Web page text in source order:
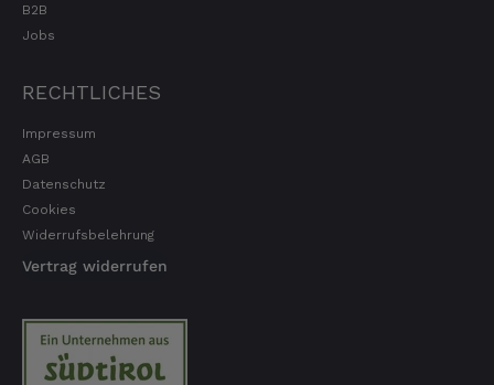
B2B
Jobs
RECHTLICHES
Impressum
AGB
Datenschutz
Cookies
Widerrufsbelehrung
Vertrag widerrufen